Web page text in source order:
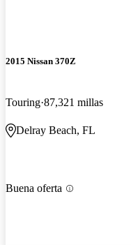
2015 Nissan 370Z
Touring 87,321 millas
Delray Beach, FL
Buena oferta